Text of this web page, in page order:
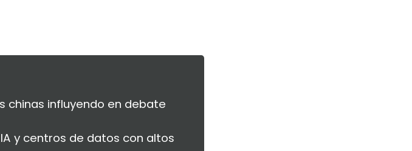
chinas influyendo en debate
y centros de datos con altos